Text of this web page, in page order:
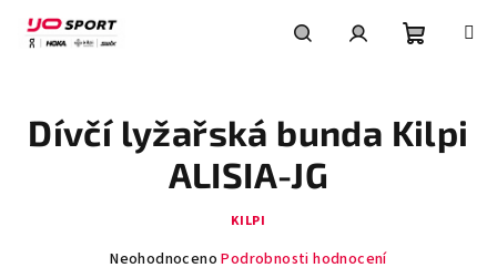
obsah
košík
Dívčí lyžařská bunda Kilpi
ALISIA-JG
KILPI
Průměrné
Neohodnoceno Podrobnosti hodnocení